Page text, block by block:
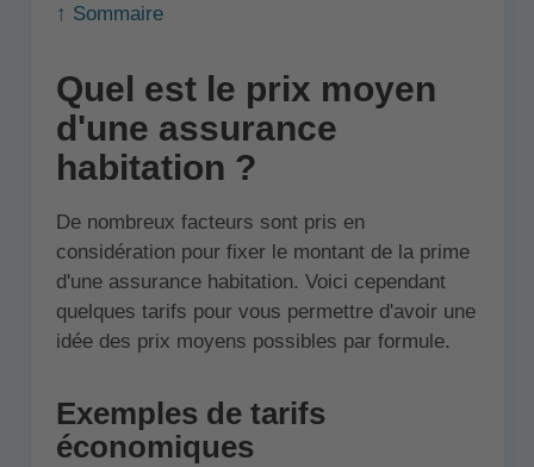
↑ Sommaire
Quel est le prix moyen
d'une assurance
habitation ?
De nombreux facteurs sont pris en
considération pour fixer le montant de la prime
d'une assurance habitation. Voici cependant
quelques tarifs pour vous permettre d'avoir une
idée des prix moyens possibles par formule.
Exemples de tarifs
économiques